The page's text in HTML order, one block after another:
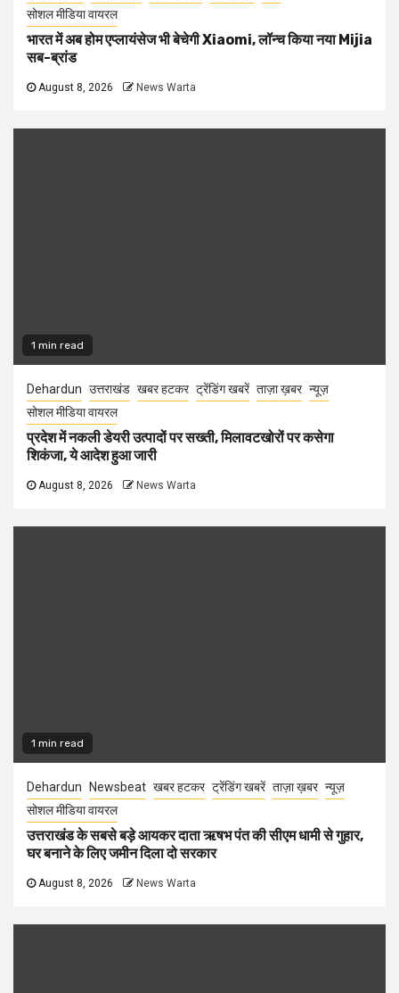
सोशल मीडिया वायरल
भारत में अब होम एप्लायंसेज भी बेचेगी Xiaomi, लॉन्च किया नया Mijia
सब-ब्रांड
August 8, 2026 News Warta
1 min read
Dehardun उत्तराखंड खबर हटकर ट्रेंडिंग खबरें ताज़ा ख़बर न्यूज़
सोशल मीडिया वायरल
प्रदेश में नकली डेयरी उत्पादों पर सख्ती, मिलावटखोरों पर कसेगा
शिकंजा, ये आदेश हुआ जारी
August 8, 2026 News Warta
1 min read
Dehardun Newsbeat खबर हटकर ट्रेंडिंग खबरें ताज़ा ख़बर न्यूज़
सोशल मीडिया वायरल
उत्तराखंड के सबसे बड़े आयकर दाता ऋषभ पंत की सीएम धामी से गुहार,
घर बनाने के लिए जमीन दिला दो सरकार
August 8, 2026 News Warta